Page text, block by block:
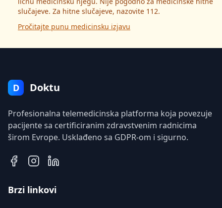
slučajeve. Za hitne slučajeve, nazovite 112.
Pročitajte punu medicinsku izjavu
D Doktu
Profesionalna telemedicinska platforma koja povezuje
pacijente sa certificiranim zdravstvenim radnicima
širom Evrope. Usklađeno sa GDPR-om i sigurno.
Brzi linkovi